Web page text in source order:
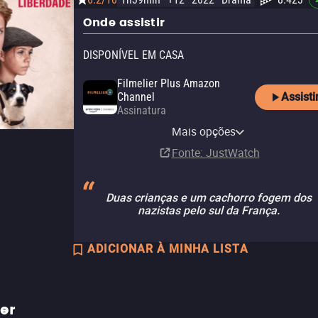
Onde assistir
DISPONÍVEL EM CASA
Filmelier Plus Amazon
Channel
Assinatura
Amazon Video
R$ 14,90
Apple TV Store
R$ 19,90
Claro TV+
Vivo Play
Amazon Prime Video
Assinatura
Amazon Prime Video with
Assinatura
YouTube
Looke
AssinaturaMais opções
Fonte: JustWatch
Duas crianças e um cachorro fogem dos
nazistas pelo sul da França.
ADICIONAR À MINHA LISTA